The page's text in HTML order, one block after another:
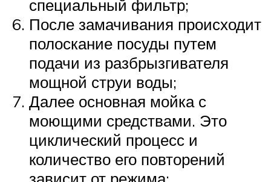
специальный фильтр;
После замачивания происходит
полоскание посуды путем
подачи из разбрызгивателя
мощной струи воды;
Далее основная мойка с
моющими средствами. Это
циклический процесс и
количество его повторений